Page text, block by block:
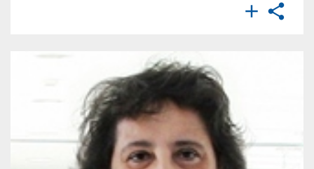
 